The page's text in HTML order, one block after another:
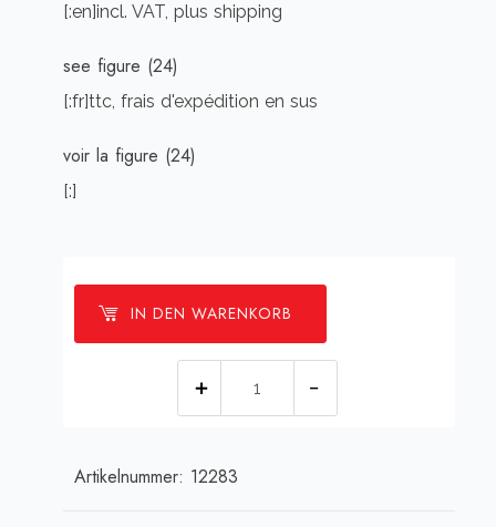
[:en]incl. VAT, plus shipping
see figure (24)
[:fr]ttc, frais d'expédition en sus
voir la figure (24)
[:]
IN DEN WARENKORB
wheel
Artikelnummer: 12283